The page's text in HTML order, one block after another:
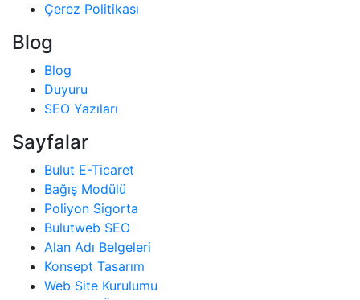
Çerez Politikası
Blog
Blog
Duyuru
SEO Yazıları
Sayfalar
Bulut E-Ticaret
Bağış Modülü
Poliyon Sigorta
Bulutweb SEO
Alan Adı Belgeleri
Konsept Tasarım
Web Site Kurulumu